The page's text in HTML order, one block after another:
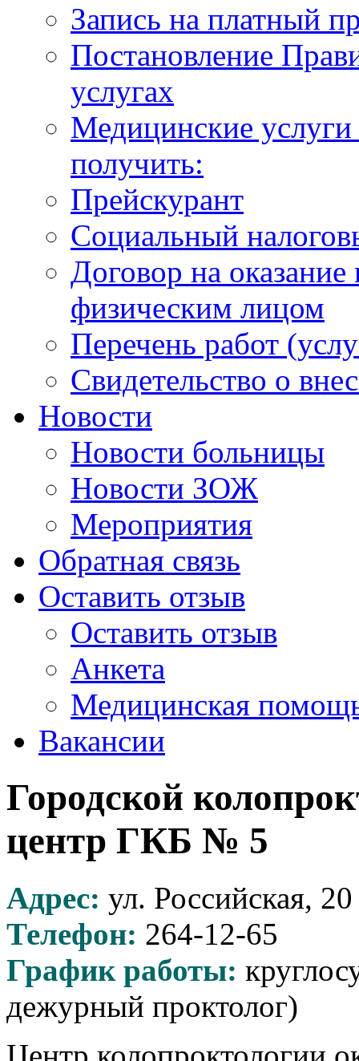
Запись на платный
Постановление
услугах
Медицинские
получить:
Прейскурант
Социальный
Договор на
физическим лицом
Перечень работ
Свидетельство о
Новости
Новости больницы
Новости ЗОЖ
Мероприятия
Обратная связь
Оставить отзыв
Оставить отзыв
Анкета
Медицинская
Вакансии
Городской
центр ГКБ № 5
Адрес: ул. Российская, 20
Телефон: 264-12-65
График работы:
дежурный проктолог)